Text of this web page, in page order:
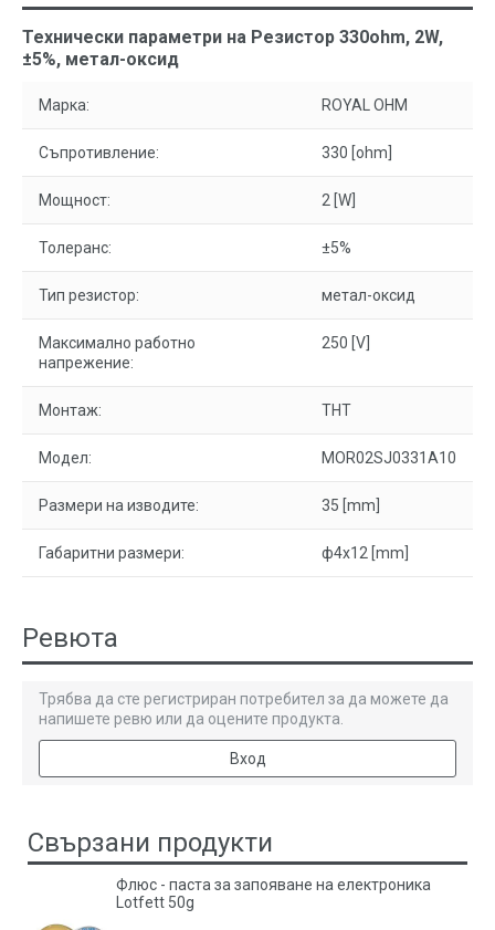
Технически параметри на Резистор 330ohm, 2W,
±5%, метал-оксид
Марка: ROYAL OHM
Съпротивление: 330 [ohm]
Мощност: 2 [W]
Толеранс: ±5%
Тип резистор: метал-оксид
Максимално работно
напрежение:
250 [V]
Монтаж: THT
Модел: MOR02SJ0331A10
Размери на изводите: 35 [mm]
Габаритни размери: ф4x12 [mm]
Ревюта
Трябва да сте регистриран потребител за да можете да
напишете ревю или да оцените продукта.
Вход
Свързани продукти
Флюс - паста за запояване на електроника
Lotfett 50g